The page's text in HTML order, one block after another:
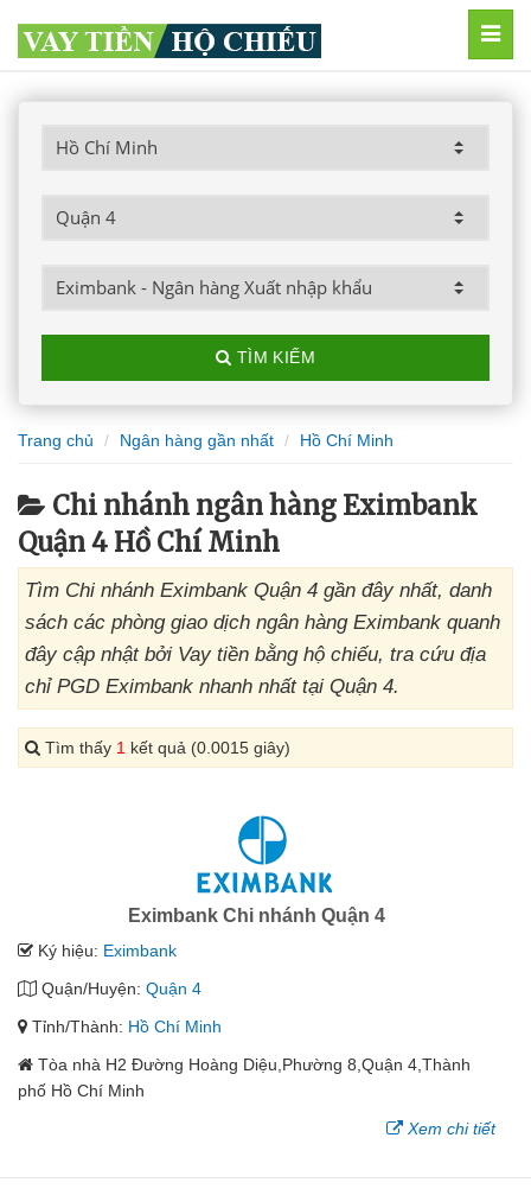
TÌM KIẾM
Trang chủ Ngân hàng gần nhất Hồ Chí Minh
Chi nhánh ngân hàng Eximbank
Quận 4 Hồ Chí Minh
Tìm Chi nhánh Eximbank Quận 4 gần đây nhất, danh
sách các phòng giao dịch ngân hàng Eximbank quanh
đây cập nhật bởi Vay tiền bằng hộ chiếu, tra cứu địa
chỉ PGD Eximbank nhanh nhất tại Quận 4.
Tìm thấy 1 kết quả (0.0015 giây)
Eximbank Chi nhánh Quận 4
Ký hiệu: Eximbank
Quận/Huyện: Quận 4
Tỉnh/Thành: Hồ Chí Minh
Tòa nhà H2 Đường Hoàng Diệu,Phường 8,Quận 4,Thành
phố Hồ Chí Minh
Xem chi tiết